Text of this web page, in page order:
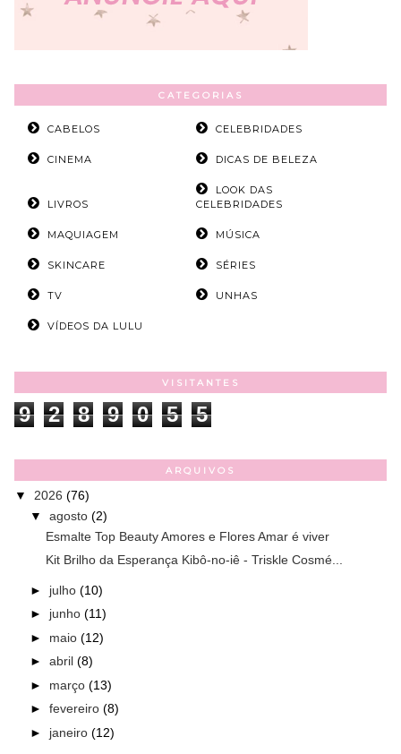
CATEGORIAS
CABELOS CELEBRIDADES
CINEMA DICAS DE BELEZA
LIVROS
LOOK DAS
CELEBRIDADES
MAQUIAGEM MÚSICA
SKINCARE SÉRIES
TV UNHAS
VÍDEOS DA LULU
VISITANTES
9 2 8 9 0 5 5
ARQUIVOS
▼ 2026 (76)
▼ agosto (2)
Esmalte Top Beauty Amores e Flores Amar é viver
Kit Brilho da Esperança Kibô-no-iê - Triskle Cosmé...
► julho (10)
► junho (11)
► maio (12)
► abril (8)
► março (13)
► fevereiro (8)
► janeiro (12)